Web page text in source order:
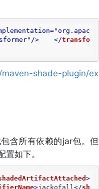
="org.apac
/> </transfo
shade-plugin/ex
含所有依赖的jar包。但
如下。
>
>jackofall</sh